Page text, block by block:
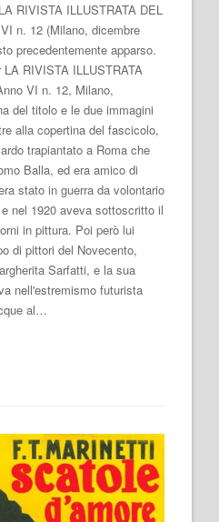
RIVISTA ILLUSTRATA DEL
n. 12 (Milano, dicembre
precedentemente apparso.
RIVISTA ILLUSTRATA
VI n. 12, Milano,
del titolo e le due immagini
alla copertina del fascicolo,
trapiantato a Roma che
Balla, ed era amico di
stato in guerra da volontario
nel 1920 aveva sottoscritto il
in pittura. Poi però lui
di pittori del Novecento,
Sarfatti, e la sua
nell'estremismo futurista
al…